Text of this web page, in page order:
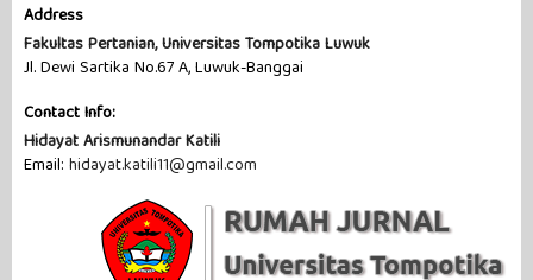
Address
Fakultas Pertanian, Universitas Tompotika Luwuk
Jl. Dewi Sartika No.67 A, Luwuk-Banggai
Contact Info:
Hidayat Arismunandar Katili
Email: hidayat.katili11@gmail.com